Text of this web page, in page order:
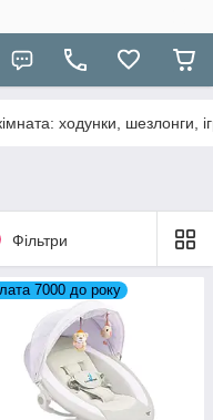
ходунки, шезлонги,
Фільтри
7000 до року